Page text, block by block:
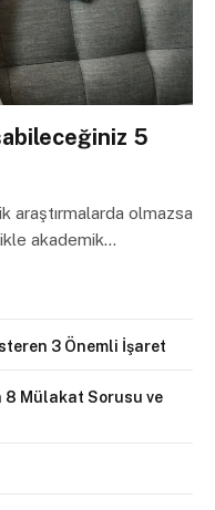
5
araştırmalarda olmazsa
akademik…
3 Önemli İşaret
8 Mülakat Sorusu ve